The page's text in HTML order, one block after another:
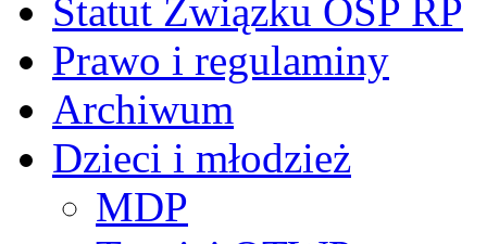
Statut Związku OSP RP
Prawo i regulaminy
Archiwum
Dzieci i młodzież
MDP